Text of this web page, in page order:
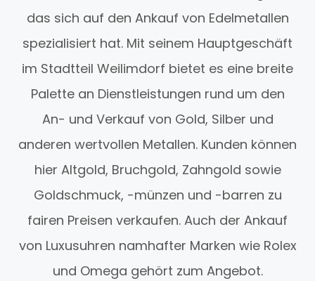
das sich auf den Ankauf von Edelmetallen
spezialisiert hat. Mit seinem Hauptgeschäft
im Stadtteil Weilimdorf bietet es eine breite
Palette an Dienstleistungen rund um den
An- und Verkauf von Gold, Silber und
anderen wertvollen Metallen. Kunden können
hier Altgold, Bruchgold, Zahngold sowie
Goldschmuck, -münzen und -barren zu
fairen Preisen verkaufen. Auch der Ankauf
von Luxusuhren namhafter Marken wie Rolex
und Omega gehört zum Angebot.